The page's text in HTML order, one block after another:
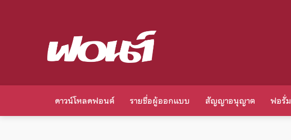
ดาวน์โหลดฟอนต์ รายชื่อผู้ออกแบบ สัญญาอนุญาต ฟอรั่ม